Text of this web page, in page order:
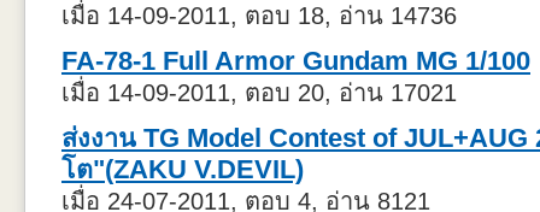
เมื่อ 14-09-2011, ตอบ 18, อ่าน 14736
FA-78-1 Full Armor Gundam MG 1/100
เมื่อ 14-09-2011, ตอบ 20, อ่าน 17021
ส่งงาน TG Model Contest of JUL+AUG
โต"(ZAKU V.DEVIL)
เมื่อ 24-07-2011, ตอบ 4, อ่าน 8121